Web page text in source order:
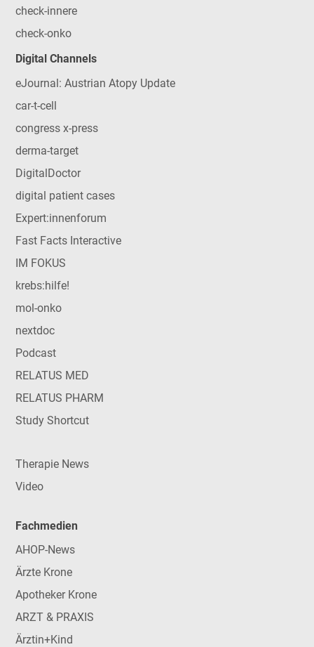
check-innere
check-onko
Digital Channels
eJournal: Austrian Atopy Update
car-t-cell
congress x-press
derma-target
DigitalDoctor
digital patient cases
Expert:innenforum
Fast Facts Interactive
IM FOKUS
krebs:hilfe!
mol-onko
nextdoc
Podcast
RELATUS MED
RELATUS PHARM
Study Shortcut
Therapie News
Video
Fachmedien
AHOP-News
Ärzte Krone
Apotheker Krone
ARZT & PRAXIS
Ärztin+Kind